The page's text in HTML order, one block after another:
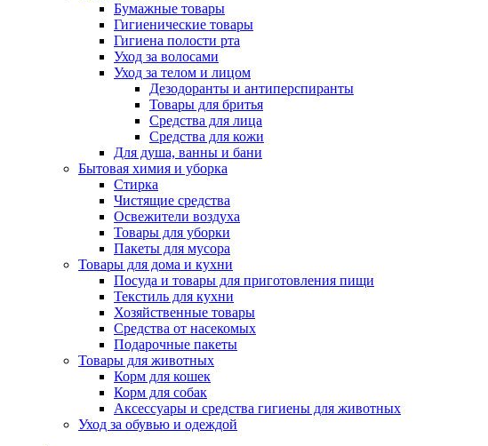
Бумажные товары
Гигиенические товары
Гигиена полости рта
Уход за волосами
Уход за телом и лицом
Дезодоранты и антиперспиранты
Товары для бритья
Средства для лица
Средства для кожи
Для душа, ванны и бани
Бытовая химия и уборка
Стирка
Чистящие средства
Освежители воздуха
Товары для уборки
Пакеты для мусора
Товары для дома и кухни
Посуда и товары для приготовления пищи
Текстиль для кухни
Хозяйственные товары
Средства от насекомых
Подарочные пакеты
Товары для животных
Корм для кошек
Корм для собак
Аксессуары и средства гигиены для животных
Уход за обувью и одеждой